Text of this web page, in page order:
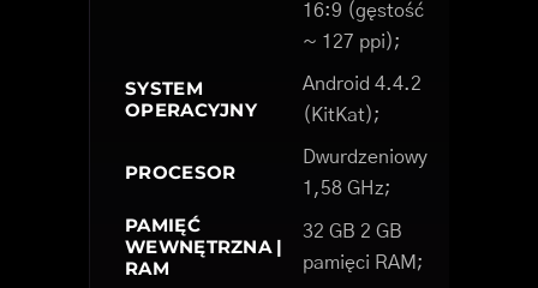
16:9 (gęstość
~ 127 ppi);
SYSTEM
OPERACYJNY
Android 4.4.2
(KitKat);
PROCESOR
Dwurdzeniowy
1,58 GHz;
PAMIĘĆ
WEWNĘTRZNA |
RAM
32 GB 2 GB
pamięci RAM;